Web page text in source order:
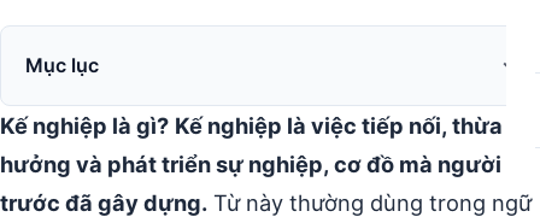
Mục lục
Kế nghiệp là gì? Kế nghiệp là việc tiếp nối, thừa
hưởng và phát triển sự nghiệp, cơ đồ mà người đi
trước đã gây dựng. Từ này thường dùng trong ngữ